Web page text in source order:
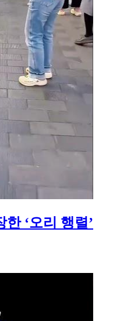
‘오리 행렬’